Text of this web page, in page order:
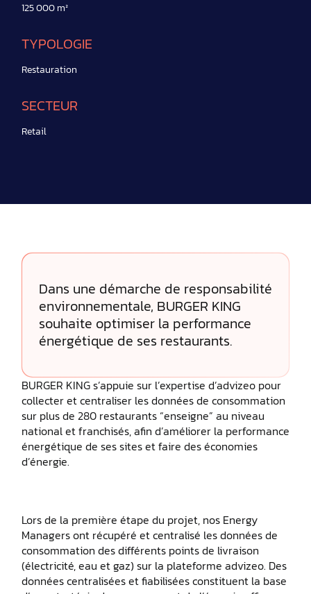
125 000 m²
TYPOLOGIE
Restauration
SECTEUR
Retail
Dans une démarche de responsabilité
environnementale, BURGER KING
souhaite optimiser la performance
énergétique de ses restaurants.
BURGER KING s’appuie sur l’expertise d’advizeo pour
collecter et centraliser les données de consommation
sur plus de 280 restaurants “enseigne” au niveau
national et franchisés, afin d’améliorer la performance
énergétique de ses sites et faire des économies
d’énergie.
Lors de la première étape du projet, nos Energy
Managers ont récupéré et centralisé les données de
consommation des différents points de livraison
(électricité, eau et gaz) sur la plateforme advizeo. Des
données centralisées et fiabilisées constituent la base